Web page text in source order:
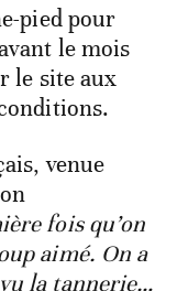
pied pour
le mois
le site aux
venue
fois qu’on
aimé. On a
la tannerie…